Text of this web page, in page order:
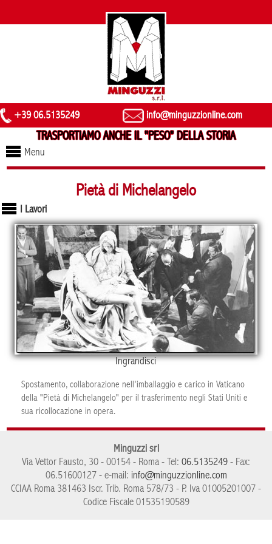
+39 06.5135249 info@minguzzionline.com
TRASPORTIAMO ANCHE IL "PESO" DELLA STORIA
Menu
I Lavori
Pietà di Michelangelo
Ingrandisci
Spostamento, collaborazione nell'imballaggio e carico in Vaticano
della "Pietà di Michelangelo" per il trasferimento negli Stati Uniti e
sua ricollocazione in opera.
Minguzzi srl
Via Vettor Fausto, 30 - 00154 - Roma - Tel: 06.5135249- Fax:
06.51600127 - e-mail: info@minguzzionline.com
CCIAA Roma 381463 Iscr. Trib. Roma 578/73 - P. Iva 01005201007 -
Codice Fiscale 01535190589